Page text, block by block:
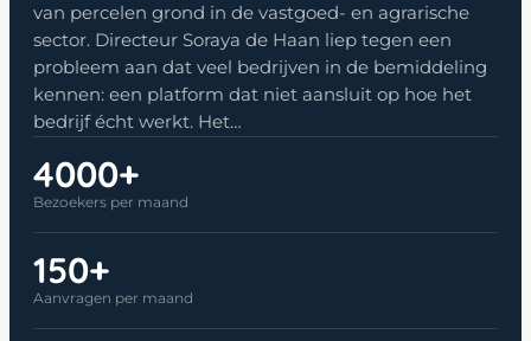
van percelen grond in de vastgoed- en agrarische
sector. Directeur Soraya de Haan liep tegen een
probleem aan dat veel bedrijven in de bemiddeling
kennen: een platform dat niet aansluit op hoe het
bedrijf écht werkt. Het…
4000+
Bezoekers per maand
150+
Aanvragen per maand